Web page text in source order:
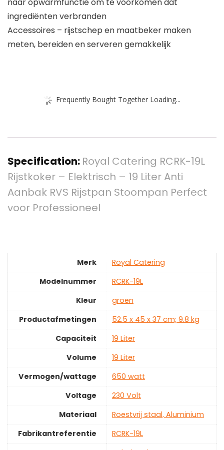
naar opwarmfunctie om te voorkomen dat
ingrediënten verbranden
Accessoires – rijstschep en maatbeker maken
meten, bereiden en serveren gemakkelijk
Frequently Bought Together Loading...
Specification: Royal Catering RCRK-19L
Rijstkoker – Elektrisch – 19 Liter Anti
Aanbak RVS Rijstpan Stoompan Perfect
voor Professioneel
Merk
‎Royal Catering
Modelnummer
‎RCRK-19L
Kleur
‎groen
Productafmetingen
‎52.5 x 45 x 37 cm; 9.8 kg
Capaciteit
‎19 Liter
Volume
‎19 Liter
Vermogen/wattage
‎650 watt
Voltage
‎230 Volt
Materiaal
‎Roestvrij staal, Aluminium
Fabrikantreferentie
‎RCRK-19L